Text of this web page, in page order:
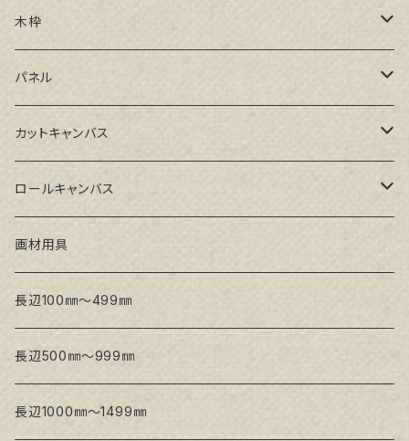
GAERA F(中細目)
GAERA BA(中荒目)
GAERA GLC(中目)
トークロ イエロー(中目)
トークロ 赤SP(中目)
Snow White SPC(中目)
木枠
ルーブル米杉木枠
Paulo木枠
パネル
ラワンパネル
シナパネル
カットキャンバス
GAERA F(中細目)
GAERA BA(中荒目)
Snow White SPC(中目)
Snow White SLA(中目)
ロールキャンバス
GAERA F(中細目) / BA(中荒目)
Snow White SLA(中目)
Snow White SLH(中太目)
Snow White SPC(中目)
画材用具
長辺100㎜～499㎜
長辺500㎜～999㎜
長辺1000㎜～1499㎜